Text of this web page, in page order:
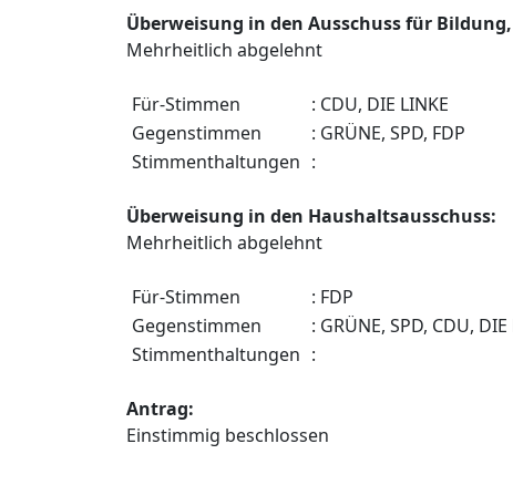
Überweisung in den Ausschuss für
Mehrheitlich abgelehnt
Für-Stimmen
: CDU, DIE LINKE
Gegenstimmen
: GRÜNE, SPD, FDP
Stimmenthaltungen :
Überweisung in den Haushaltsausschuss:
Mehrheitlich abgelehnt
Für-Stimmen
: FDP
Gegenstimmen
: GRÜNE, SPD, CDU, DIE
Stimmenthaltungen :
Antrag:
Einstimmig beschlossen